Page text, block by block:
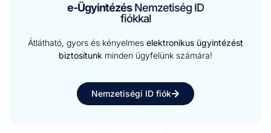
e-ÜgyintézésNemzetiség ID
fiókkal
Átlátható, gyors és kényelmes elektronikus ügyintézést
biztosítunk minden ügyfelünk számára!
Nemzetiségi ID fiók